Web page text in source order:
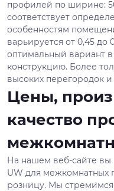
профилей по ширине:
соответствует
особенностям
варьируется от 0,45 до
оптимальный вариант в
конструкцию. Более
высоких перегородок
Цены,
качество
На нашем веб-сайте
UW для межкомнатных
розницу. Мы стремимся